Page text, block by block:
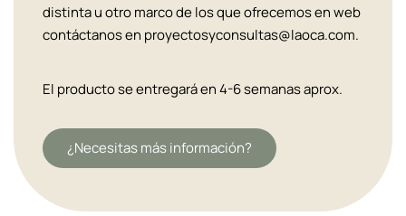
distinta u otro marco de los que ofrecemos en web
contáctanos en proyectosyconsultas@laoca.com.
El producto se entregará en 4-6 semanas aprox.
¿Necesitas más información?